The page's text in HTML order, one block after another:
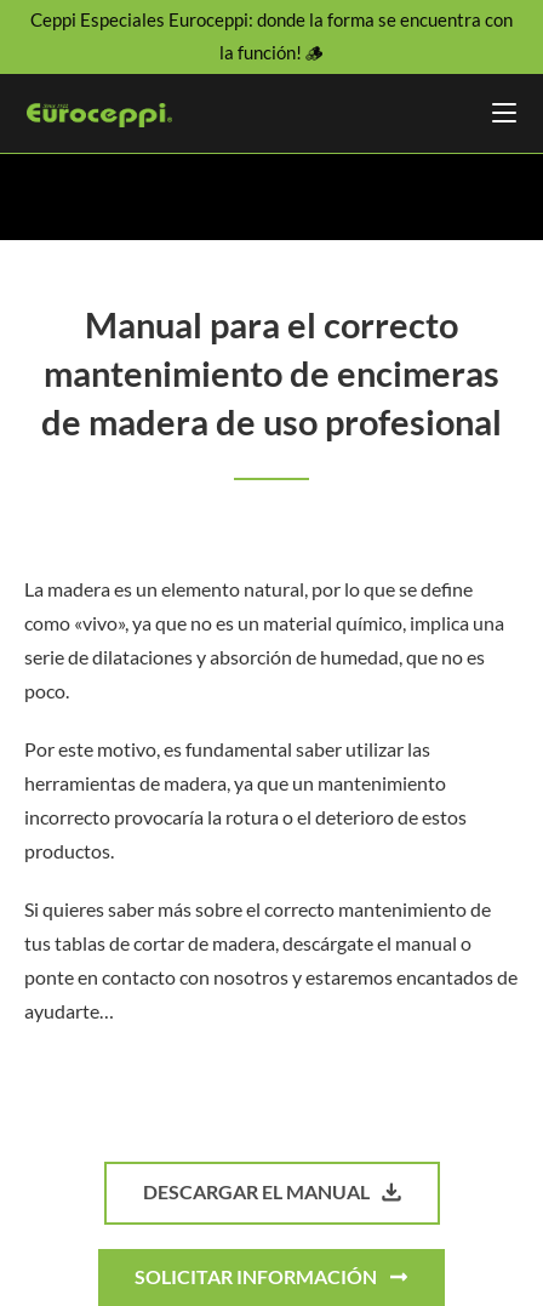
Ceppi Especiales Euroceppi: donde la forma se encuentra con
la función! 🪵
Manual para el correcto
mantenimiento de encimeras
de madera de uso profesional
La madera es un elemento natural, por lo que se define
como «vivo», ya que no es un material químico, implica una
serie de dilataciones y absorción de humedad, que no es
poco.
Por este motivo, es fundamental saber utilizar las
herramientas de madera, ya que un mantenimiento
incorrecto provocaría la rotura o el deterioro de estos
productos.
Si quieres saber más sobre el correcto mantenimiento de
tus tablas de cortar de madera, descárgate el manual o
ponte en contacto con nosotros y estaremos encantados de
ayudarte…
DESCARGAR EL MANUAL
SOLICITAR INFORMACIÓN